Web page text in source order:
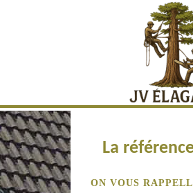
La
ON VOUS